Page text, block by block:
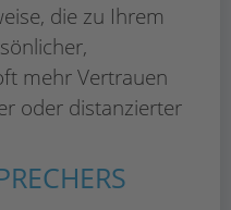
die zu Ihrem
mehr Vertrauen
oder distanzierter